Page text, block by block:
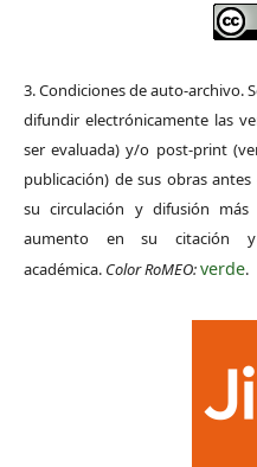
3. Condiciones de auto-archivo.
difundir electrónicamente las
ser evaluada) y/o post-print
publicación) de sus obras
su circulación y difusión
aumento en su citación
académica. Color RoMEO:verde.